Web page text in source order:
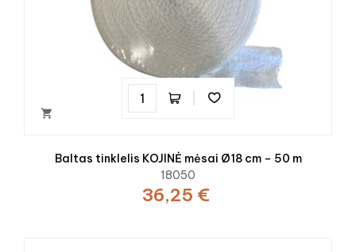

Baltas tinklelis KOJINĖ mėsai Ø18 cm – 50 m
18050
36,25 €